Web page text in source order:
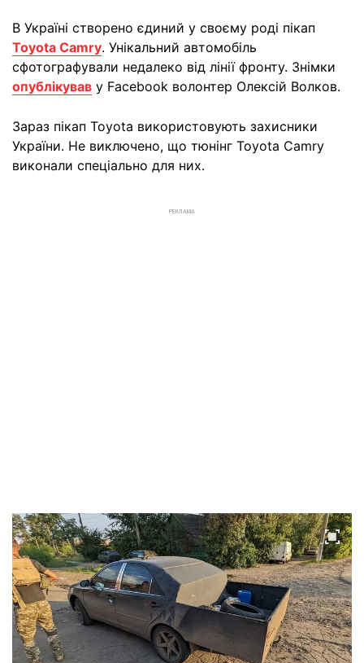
В Україні створено єдиний у своєму роді пікап
Toyota Camry. Унікальний автомобіль
сфотографували недалеко від лінії фронту. Знімки
опублікував у Facebook волонтер Олексій Волков.
Зараз пікап Toyota використовують захисники
України. Не виключено, що тюнінг Toyota Camry
виконали спеціально для них.
РЕКЛАМА